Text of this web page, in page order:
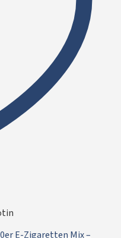
E-Zigaretten Mix –